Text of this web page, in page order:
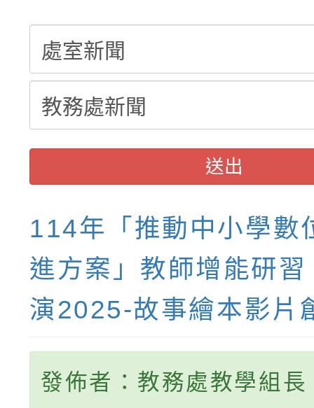
1次會員大會暨第7屆會
推動社區運動俱樂部營
計畫」1 份，請踴躍報
權責核予出席人員公(
送出
114年「推動中小學數
進方案」教師增能研
演2025-故事繪本影片
發佈者：教務處教學組長